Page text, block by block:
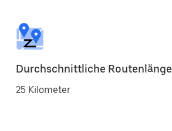
Durchschnittliche Routenlänge
25 Kilometer